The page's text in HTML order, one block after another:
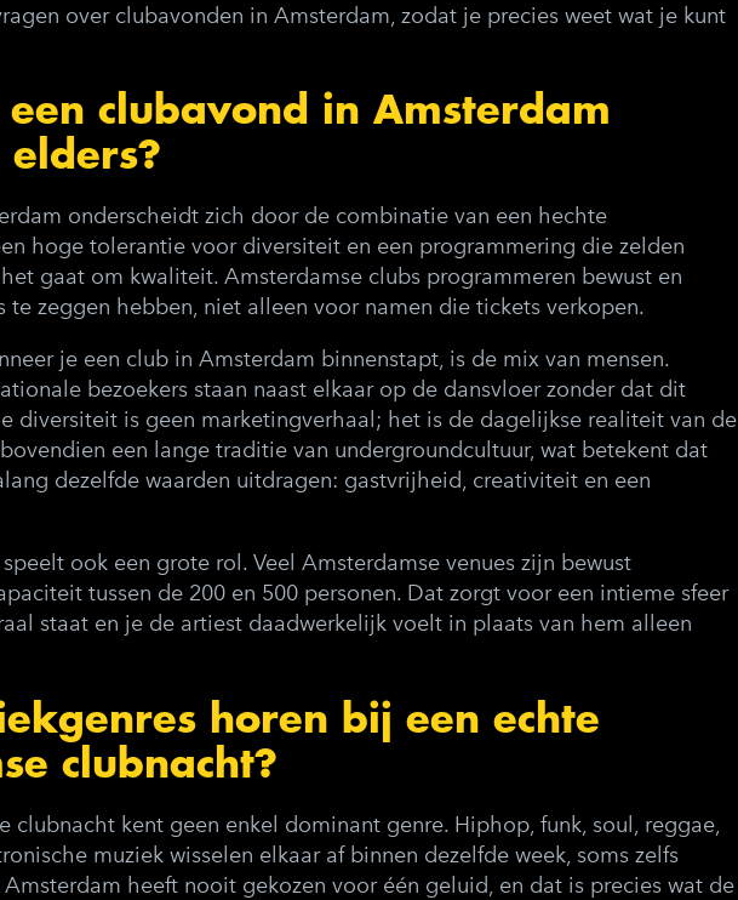
over clubavonden in Amsterdam, zodat je precies weet wat je kunt
clubavond in Amsterdam
onderscheidt zich door de combinatie van een hechte
hoge tolerantie voor diversiteit en een programmering die zelden
gaat om kwaliteit. Amsterdamse clubs programmeren bewust en
te zeggen hebben, niet alleen voor namen die tickets verkopen.
je een club in Amsterdam binnenstapt, is de mix van mensen.
bezoekers staan naast elkaar op de dansvloer zonder dat dit
diversiteit is geen marketingverhaal; het is de dagelijkse realiteit van de
een lange traditie van undergroundcultuur, wat betekent dat
dezelfde waarden uitdragen: gastvrijheid, creativiteit en een
ook een grote rol. Veel Amsterdamse venues zijn bewust
tussen de 200 en 500 personen. Dat zorgt voor een intieme sfeer
staat en je de artiest daadwerkelijk voelt in plaats van hem alleen
horen bij een echte
clubnacht?
clubnacht kent geen enkel dominant genre. Hiphop, funk, soul, reggae,
muziek wisselen elkaar af binnen dezelfde week, soms zelfs
heeft nooit gekozen voor één geluid, en dat is precies wat de